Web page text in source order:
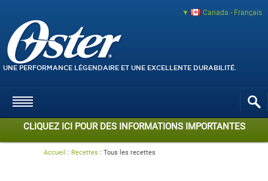
Canada - Français
UNE PERFORMANCE LÉGENDAIRE ET UNE EXCELLENTE DURABILITÉ.
CLIQUEZ ICI POUR DES INFORMATIONS IMPORTANTES
Accueil : Recettes : Tous les recettes